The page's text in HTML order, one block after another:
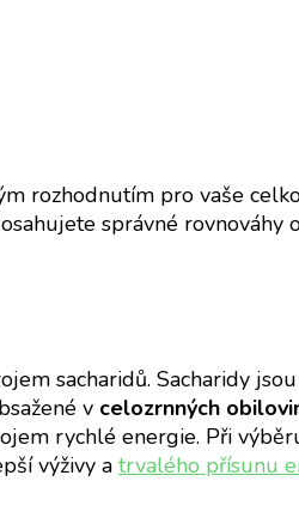
rozhodnutím pro vaše
správné
sacharidů. Sacharidy
v celozrnných
rychlé energie. Při
výživy a trvalého přísunu